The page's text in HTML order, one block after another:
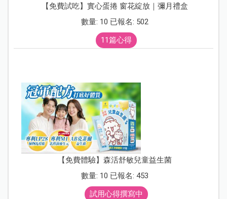
【免費試吃】實心蛋捲 窗花綻放｜彌月禮盒
數量: 10 已報名: 502
11篇心得
【免費體驗】森活舒敏兒童益生菌
數量: 10 已報名: 453
試用心得撰寫中